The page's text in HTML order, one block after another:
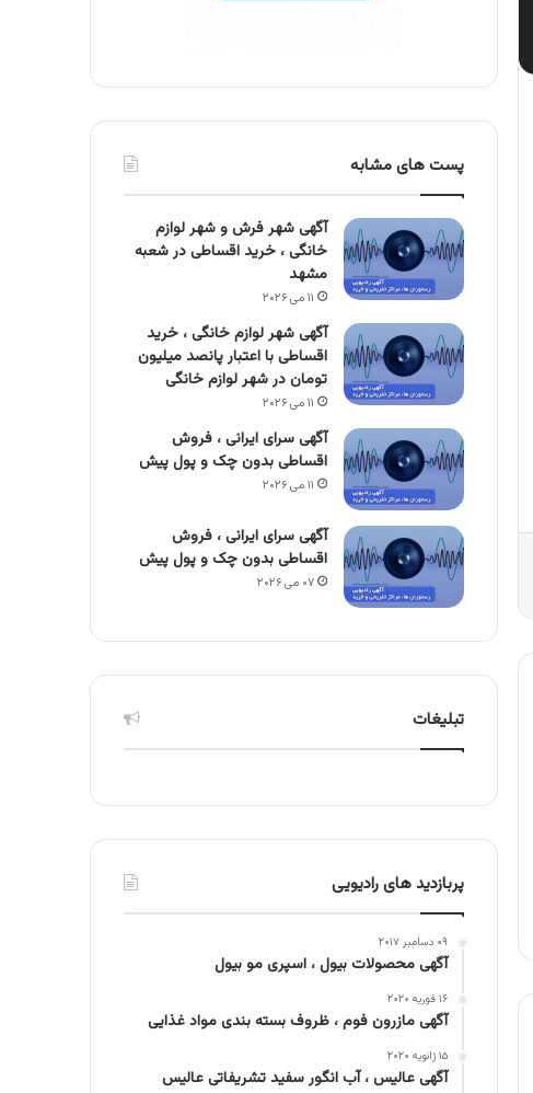
پست های مشابه
آگهی شهر فرش و شهر لوازم
خانگی ، خرید اقساطی در شعبه
مشهد
۱۱ می ۲۰۲۶
آگهی شهر لوازم خانگی ، خرید
اقساطی با اعتبار پانصد میلیون
تومان در شهر لوازم خانگی
۱۱ می ۲۰۲۶
آگهی سرای ایرانی ، فروش
اقساطی بدون چک و پول پیش
۱۱ می ۲۰۲۶
آگهی سرای ایرانی ، فروش
اقساطی بدون چک و پول پیش
۰۷ می ۲۰۲۶
تبلیغات
پربازدید های رادیویی
۰۹ دسامبر ۲۰۱۷
آگهی محصولات بیول ، اسپری مو بیول
۱۶ فوریه ۲۰۲۰
آگهی مازرون فوم ، ظروف بسته بندی مواد غذایی
۱۵ ژانویه ۲۰۲۰
آگهی عالیس ، آب انگور سفید تشریفاتی عالیس